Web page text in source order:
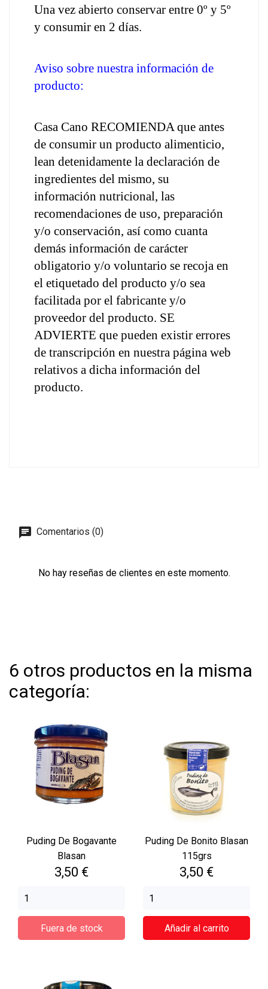
Una vez abierto conservar entre 0º y 5º
y consumir en 2 días.
Aviso sobre nuestra información de
producto:
Casa Cano RECOMIENDA que antes
de consumir un producto alimenticio,
lean detenidamente la declaración de
ingredientes del mismo, su
información nutricional, las
recomendaciones de uso, preparación
y/o conservación, así como cuanta
demás información de carácter
obligatorio y/o voluntario se recoja en
el etiquetado del producto y/o sea
facilitada por el fabricante y/o
proveedor del producto. SE
ADVIERTE que pueden existir errores
de transcripción en nuestra página web
relativos a dicha información del
producto.
Comentarios (0)
No hay reseñas de clientes en este momento.
6 otros productos en la misma
categoría:
Puding De Bogavante
Blasan
Precio
3,50 €
Fuera de stock
Puding De Bonito Blasan
115grs
Precio
3,50 €
Añadir al carrito